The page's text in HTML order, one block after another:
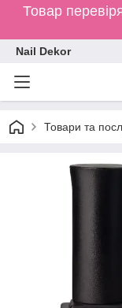
Товар
Nail Dekor
Товари та